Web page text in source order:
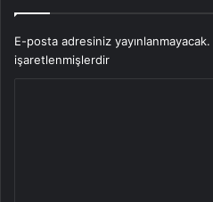
E-posta adresiniz yayınlanmayacak.
işaretlenmişlerdir